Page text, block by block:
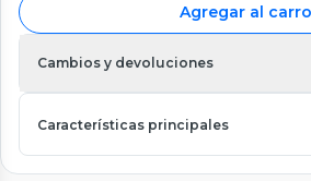
Agregar al carro
Cambios y devoluciones
Características principales